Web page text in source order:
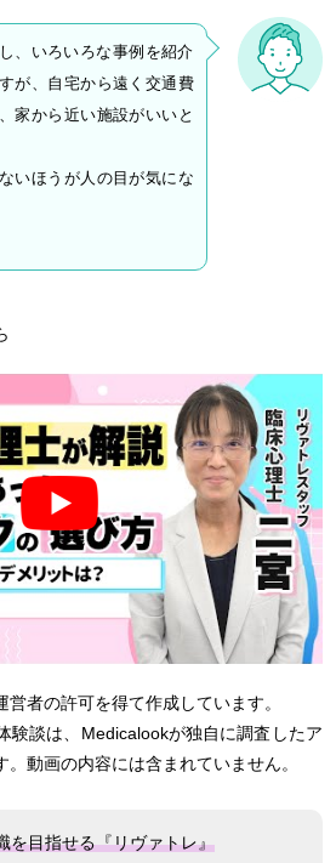
、いろいろな事例を紹介
が、自宅から遠く交通費
家から近い施設がいいと
いほうが人の目が気にな
者の許可を得て作成しています。
験談は、Medicalookが独自に調査したア
動画の内容には含まれていません。
を目指せる『リヴァトレ』